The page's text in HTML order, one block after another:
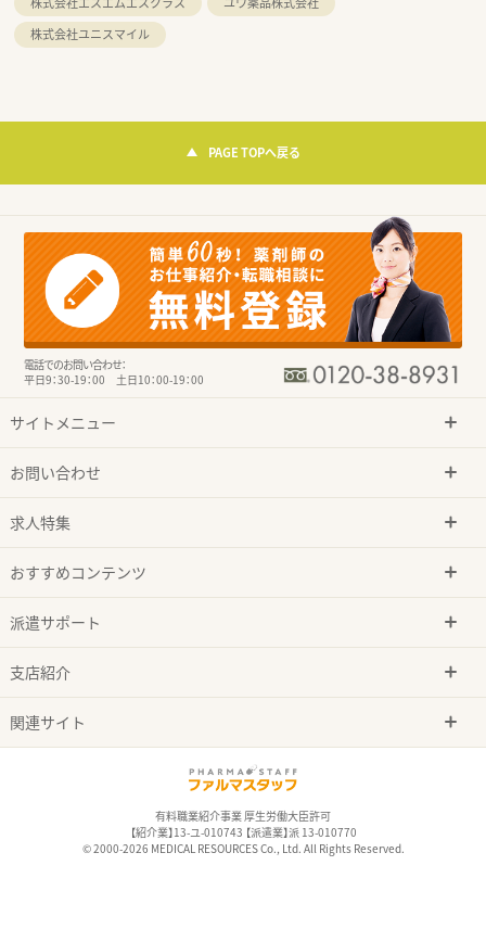
株式会社ユニスマイル
PAGE TOPへ戻る
電話でのお問い合わせ：
平日9：30-19：00 土日10：00-19：00
サイトメニュー
お問い合わせ
求人特集
おすすめコンテンツ
派遣サポート
支店紹介
関連サイト
有料職業紹介事業 厚生労働大臣許可
【紹介業】13-ユ-010743 【派遣業】派 13-010770
© 2000-2026 MEDICAL RESOURCES Co., Ltd. All Rights Reserved.